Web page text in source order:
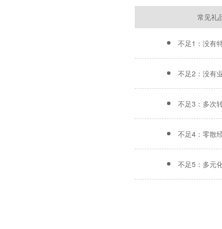
常见礼
不足1：没有
不足2：没有
不足3：多次
不足4：零散
不足5：多元